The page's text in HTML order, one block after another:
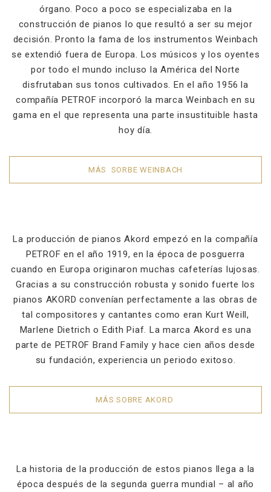
órgano. Poco a poco se especializaba en la
construcción de pianos lo que resultó a ser su mejor
decisión. Pronto la fama de los instrumentos Weinbach
se extendió fuera de Europa. Los músicos y los oyentes
por todo el mundo incluso la América del Norte
disfrutaban sus tonos cultivados. En el año 1956 la
compañía PETROF incorporó la marca Weinbach en su
gama en el que representa una parte insustituible hasta
hoy día.
MÁS SORBE WEINBACH
La producción de pianos Akord empezó en la compañía
PETROF en el año 1919, en la época de posguerra
cuando en Europa originaron muchas cafeterías lujosas.
Gracias a su construcción robusta y sonido fuerte los
pianos AKORD convenían perfectamente a las obras de
tal compositores y cantantes como eran Kurt Weill,
Marlene Dietrich o Edith Piaf. La marca Akord es una
parte de PETROF Brand Family y hace cien años desde
su fundación, experiencia un periodo exitoso.
MÁS SOBRE AKORD
La historia de la producción de estos pianos llega a la
época después de la segunda guerra mundial – al año